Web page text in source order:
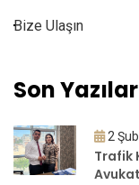
Bize Ulaşın
Son Yazılar
2
Trafik